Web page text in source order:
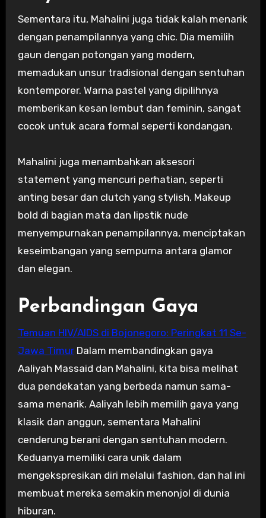
Sementara itu, Mahalini juga tidak kalah menarik
dengan penampilannya yang chic. Dia memilih
gaun dengan potongan yang modern,
memadukan unsur tradisional dengan sentuhan
kontemporer. Warna pastel yang dipilihnya
memberikan kesan lembut dan feminin, sangat
cocok untuk acara formal seperti kondangan.
Mahalini juga menambahkan aksesori
statement yang mencuri perhatian, seperti
anting besar dan clutch yang stylish. Makeup
bold di bagian mata dan lipstik nude
menyempurnakan penampilannya, menciptakan
keseimbangan yang sempurna antara glamor
dan elegan.
Perbandingan Gaya
Temuan HIV/AIDS di Bojonegoro: Peringkat 11 Se-
Jawa TimurDalam membandingkan gaya
Aaliyah Massaid dan Mahalini, kita bisa melihat
dua pendekatan yang berbeda namun sama-
sama menarik. Aaliyah lebih memilih gaya yang
klasik dan anggun, sementara Mahalini
cenderung berani dengan sentuhan modern.
Keduanya memiliki cara unik dalam
mengekspresikan diri melalui fashion, dan hal ini
membuat mereka semakin menonjol di dunia
hiburan.